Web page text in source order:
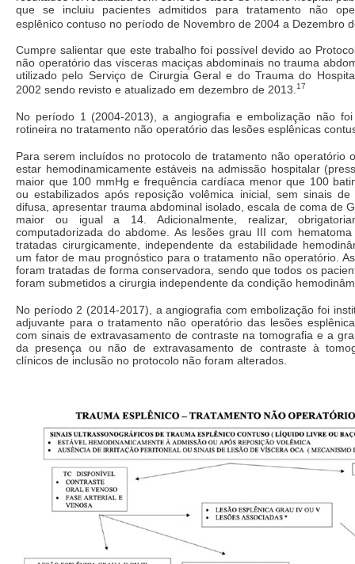
que se incluiu pacientes admitidos para tratamento não
esplênico contuso no período de Novembro de 2004 a Dezembro
Cumpre salientar que este trabalho foi possível devido ao
não operatório das vísceras maciças abdominais no trauma
utilizado pelo Serviço de Cirurgia Geral e do Trauma do
2002 sendo revisto e atualizado em dezembro de 2013. 17
No período 1 (2004-2013), a angiografia e embolização não
rotineira no tratamento não operatório das lesões esplênicas
Para serem incluídos no protocolo de tratamento não operatório
estar hemodinamicamente estáveis na admissão hospitalar
maior que 100 mmHg e frequência cardíaca menor que 100
ou estabilizados após reposição volêmica inicial, sem sinais de
difusa, apresentar trauma abdominal isolado, escala de coma de
maior ou igual a 14. Adicionalmente, realizar,
computadorizada do abdome. As lesões grau III com
tratadas cirurgicamente, independente da estabilidade
um fator de mau prognóstico para o tratamento não operatório.
foram tratadas de forma conservadora, sendo que todos os
foram submetidos a cirurgia independente da condição
No período 2 (2014-2017), a angiografia com embolização foi
adjuvante para o tratamento não operatório das lesões
com sinais de extravasamento de contraste na tomografia e a
da presença ou não de extravasamento de contraste à
clínicos de inclusão no protocolo não foram alterados.